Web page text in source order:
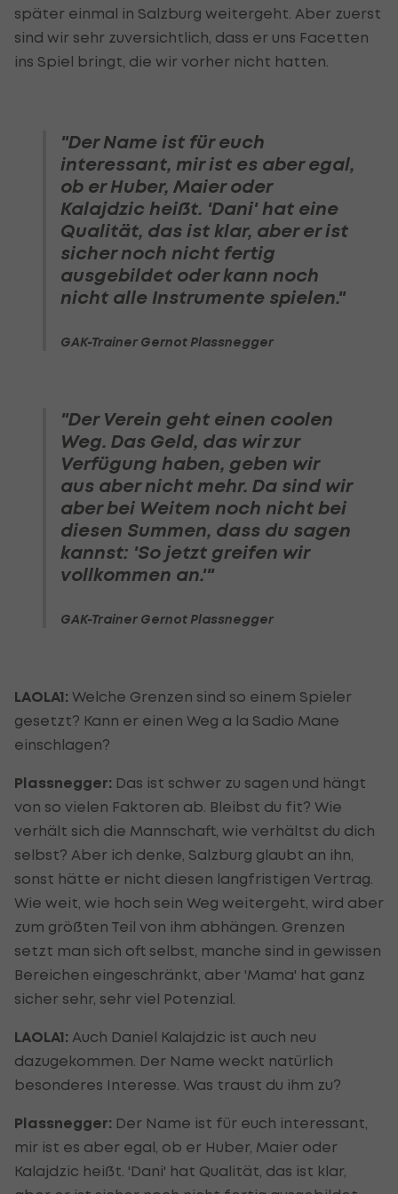
später einmal in Salzburg weitergeht. Aber zuerst
sind wir sehr zuversichtlich, dass er uns Facetten
ins Spiel bringt, die wir vorher nicht hatten.
"Der Name ist für euch
interessant, mir ist es aber egal,
ob er Huber, Maier oder
Kalajdzic heißt. 'Dani' hat eine
Qualität, das ist klar, aber er ist
sicher noch nicht fertig
ausgebildet oder kann noch
nicht alle Instrumente spielen."
GAK-Trainer Gernot Plassnegger
"Der Verein geht einen coolen
Weg. Das Geld, das wir zur
Verfügung haben, geben wir
aus aber nicht mehr. Da sind wir
aber bei Weitem noch nicht bei
diesen Summen, dass du sagen
kannst: 'So jetzt greifen wir
vollkommen an.'"
GAK-Trainer Gernot Plassnegger
LAOLA1: Welche Grenzen sind so einem Spieler
gesetzt? Kann er einen Weg a la Sadio Mane
einschlagen?
Plassnegger: Das ist schwer zu sagen und hängt
von so vielen Faktoren ab. Bleibst du fit? Wie
verhält sich die Mannschaft, wie verhältst du dich
selbst? Aber ich denke, Salzburg glaubt an ihn,
sonst hätte er nicht diesen langfristigen Vertrag.
Wie weit, wie hoch sein Weg weitergeht, wird aber
zum größten Teil von ihm abhängen. Grenzen
setzt man sich oft selbst, manche sind in gewissen
Bereichen eingeschränkt, aber 'Mama' hat ganz
sicher sehr, sehr viel Potenzial.
LAOLA1: Auch Daniel Kalajdzic ist auch neu
dazugekommen. Der Name weckt natürlich
besonderes Interesse. Was traust du ihm zu?
Plassnegger: Der Name ist für euch interessant,
mir ist es aber egal, ob er Huber, Maier oder
Kalajdzic heißt. 'Dani' hat Qualität, das ist klar,